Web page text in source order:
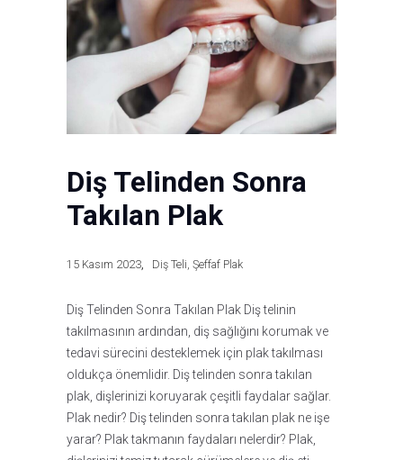
İletişim
Diş Telinden Sonra
Takılan Plak
15 Kasım 2023 Diş Teli,Şeffaf Plak
Diş Telinden Sonra Takılan Plak Diş telinin
takılmasının ardından, diş sağlığını korumak ve
tedavi sürecini desteklemek için plak takılması
oldukça önemlidir. Diş telinden sonra takılan
plak, dişlerinizi koruyarak çeşitli faydalar sağlar.
Plak nedir? Diş telinden sonra takılan plak ne işe
yarar? Plak takmanın faydaları nelerdir? Plak,